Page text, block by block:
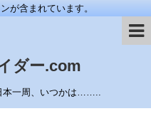
が含まれています。
ダー.com
本一周、いつかは……..